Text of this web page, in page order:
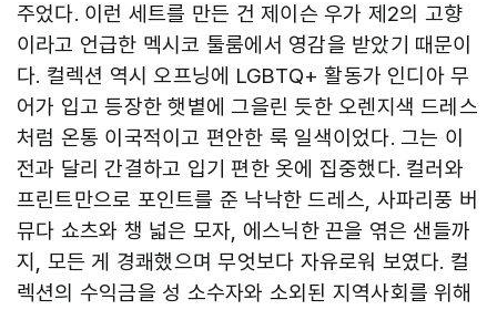
주었다. 이런 세트를 만든 건 제이슨 우가 제2의 고향
이라고 언급한 멕시코 툴룸에서 영감을 받았기 때문이
다. 컬렉션 역시 오프닝에 LGBTQ+ 활동가 인디아 무
어가 입고 등장한 햇볕에 그을린 듯한 오렌지색 드레스
처럼 온통 이국적이고 편안한 룩 일색이었다. 그는 이
전과 달리 간결하고 입기 편한 옷에 집중했다. 컬러와
프린트만으로 포인트를 준 낙낙한 드레스, 사파리풍 버
뮤다 쇼츠와 챙 넓은 모자, 에스닉한 끈을 엮은 샌들까
지, 모든 게 경쾌했으며 무엇보다 자유로워 보였다. 컬
렉션의 수익금을 성 소수자와 소외된 지역사회를 위해